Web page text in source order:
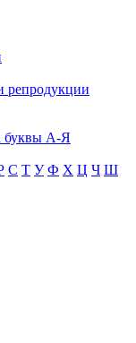
репродукции
буквы А-Я
С Т У Ф Х Ц Ч Ш